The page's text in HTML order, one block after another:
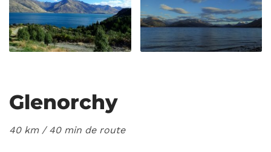
Glenorchy
40 km / 40 min de route